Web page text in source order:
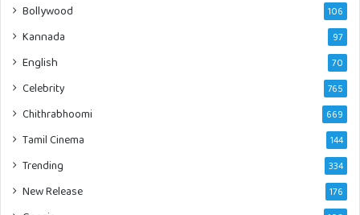
Bollywood 106
Kannada 97
English 70
Celebrity 765
Chithrabhoomi 669
Tamil Cinema 144
Trending 334
New Release 176